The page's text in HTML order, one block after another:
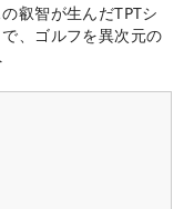
叡智が生んだTPTシ
、ゴルフを異次元の